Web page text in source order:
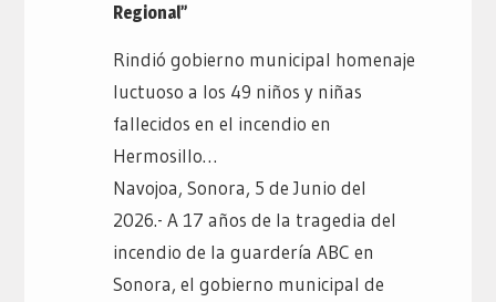
Regional”
Rindió gobierno municipal homenaje
luctuoso a los 49 niños y niñas
fallecidos en el incendio en
Hermosillo…
Navojoa, Sonora, 5 de Junio del
2026.- A 17 años de la tragedia del
incendio de la guardería ABC en
Sonora, el gobierno municipal de